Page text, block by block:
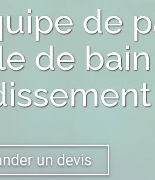
de
de bain
un devis